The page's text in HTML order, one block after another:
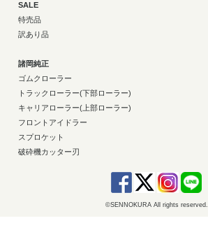
SALE
特売品
訳あり品
諸岡純正
ゴムクローラー
トラックローラー(下部ローラー)
キャリアローラー(上部ローラー)
フロントアイドラー
スプロケット
破砕機カッター刃
©SENNOKURA All rights reserved.